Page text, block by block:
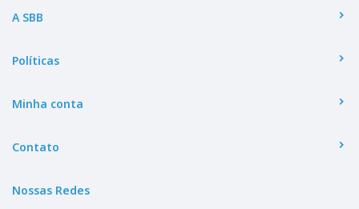
A SBB
Políticas
Minha conta
Contato
Nossas Redes